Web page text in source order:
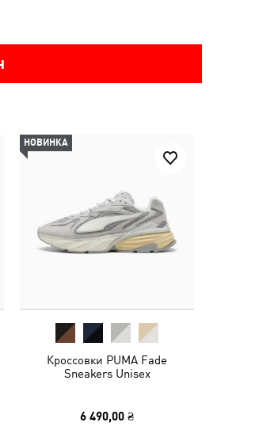
НОВИНКА
Кроссовки PUMA Fade
Sneakers Unisex
6 490,00 ₴